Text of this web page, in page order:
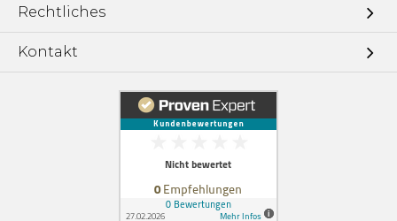
Rechtliches
Kontakt